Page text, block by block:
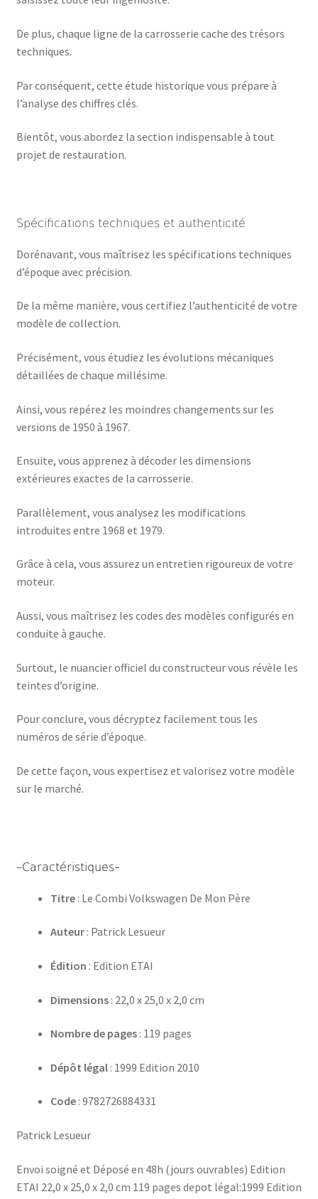
De plus, chaque ligne de la carrosserie cache des trésors
techniques.
Par conséquent, cette étude historique vous prépare à
l’analyse des chiffres clés.
Bientôt, vous abordez la section indispensable à tout
projet de restauration.
Spécifications techniques et authenticité
Dorénavant, vous maîtrisez les spécifications techniques
d’époque avec précision.
De la même manière, vous certifiez l’authenticité de votre
modèle de collection.
Précisément, vous étudiez les évolutions mécaniques
détaillées de chaque millésime.
Ainsi, vous repérez les moindres changements sur les
versions de 1950 à 1967.
Ensuite, vous apprenez à décoder les dimensions
extérieures exactes de la carrosserie.
Parallèlement, vous analysez les modifications
introduites entre 1968 et 1979.
Grâce à cela, vous assurez un entretien rigoureux de votre
moteur.
Aussi, vous maîtrisez les codes des modèles configurés en
conduite à gauche.
Surtout, le nuancier officiel du constructeur vous révèle les
teintes d’origine.
Pour conclure, vous décryptez facilement tous les
numéros de série d’époque.
De cette façon, vous expertisez et valorisez votre modèle
sur le marché.
–Caractéristiques–
Titre: Le Combi Volkswagen De Mon Père
Auteur: Patrick Lesueur
Édition : Edition ETAI
Dimensions: 22,0 x 25,0 x 2,0 cm
Nombre de pages: 119 pages
Dépôt légal: 1999 Edition 2010
Code: 9782726884331
Patrick Lesueur
Envoi soigné et Déposé en 48h (jours ouvrables) Edition
ETAI 22,0 x 25,0 x 2,0 cm 119 pages depot légal:1999 Edition